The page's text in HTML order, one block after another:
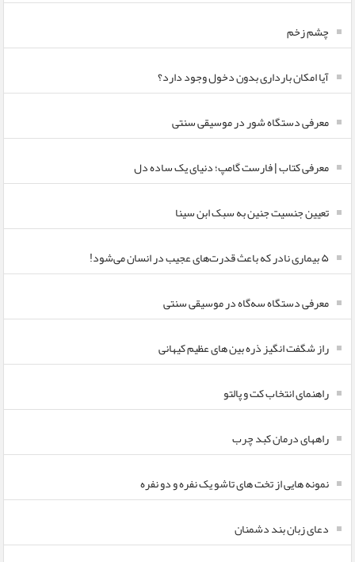
چشم زخم
آیا امکان بارداری بدون دخول وجود دارد؟
معرفی دستگاه شور در موسیقی سنتی
معرفی کتاب | فارست گامپ؛ دنیای یک ساده دل
تعیین جنسیت جنین به سبک ابن سینا
۵ بیماری نادر که باعث قدرت‌های عجیب در انسان می‌شود!
معرفی دستگاه سه‌گاه در موسیقی سنتی
راز شگفت انگیز ذره بین های عظیم کیهانی
راهنمای انتخاب کت و پالتو
راههای درمان کبد چرب
نمونه هایی از تخت های تاشو یک نفره و دو نفره
دعای زبان بند دشمنان